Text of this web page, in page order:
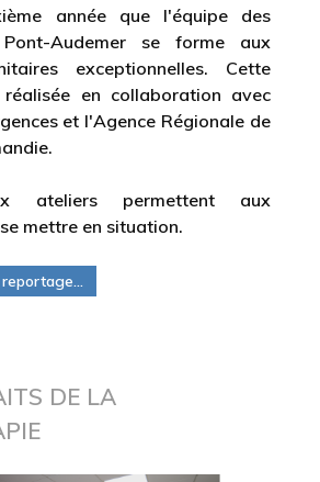
année que l'équipe des
Audemer se forme aux
exceptionnelles. Cette
en collaboration avec
et l'Agence Régionale de
ateliers permettent aux
mettre en situation.
DE LA